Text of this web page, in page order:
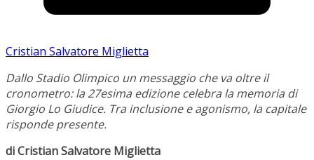
Cristian Salvatore Miglietta
Dallo Stadio Olimpico un messaggio che va oltre il
cronometro: la 27esima edizione celebra la memoria di
Giorgio Lo Giudice. Tra inclusione e agonismo, la capitale
risponde presente.
di Cristian Salvatore Miglietta